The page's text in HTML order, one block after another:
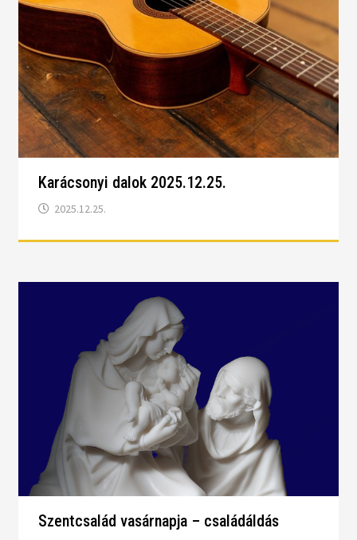
Karácsonyi dalok 2025.12.25.
2025.12.25.
Szentcsalád vasárnapja – családáldás